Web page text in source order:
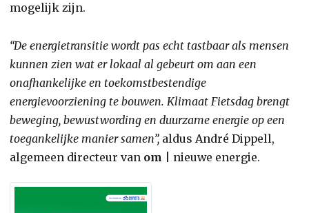
mogelijk zijn.
“De energietransitie wordt pas echt tastbaar als mensen
kunnen zien wat er lokaal al gebeurt om aan een
onafhankelijke en toekomstbestendige
energievoorziening te bouwen. Klimaat Fietsdag brengt
beweging, bewustwording en duurzame energie op een
toegankelijke manier samen”, aldus André Dippell,
algemeen directeur van om | nieuwe energie.